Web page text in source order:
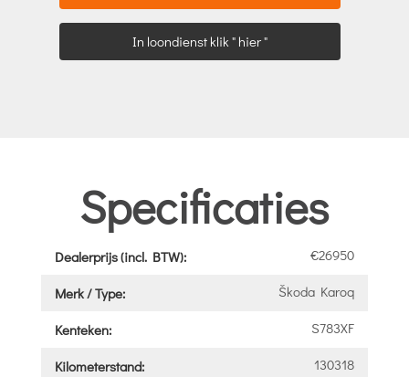
In loondienst klik " hier "
Specificaties
Dealerprijs (incl. BTW): €26950
Merk / Type: Škoda Karoq
Kenteken: S783XF
Kilometerstand: 130318